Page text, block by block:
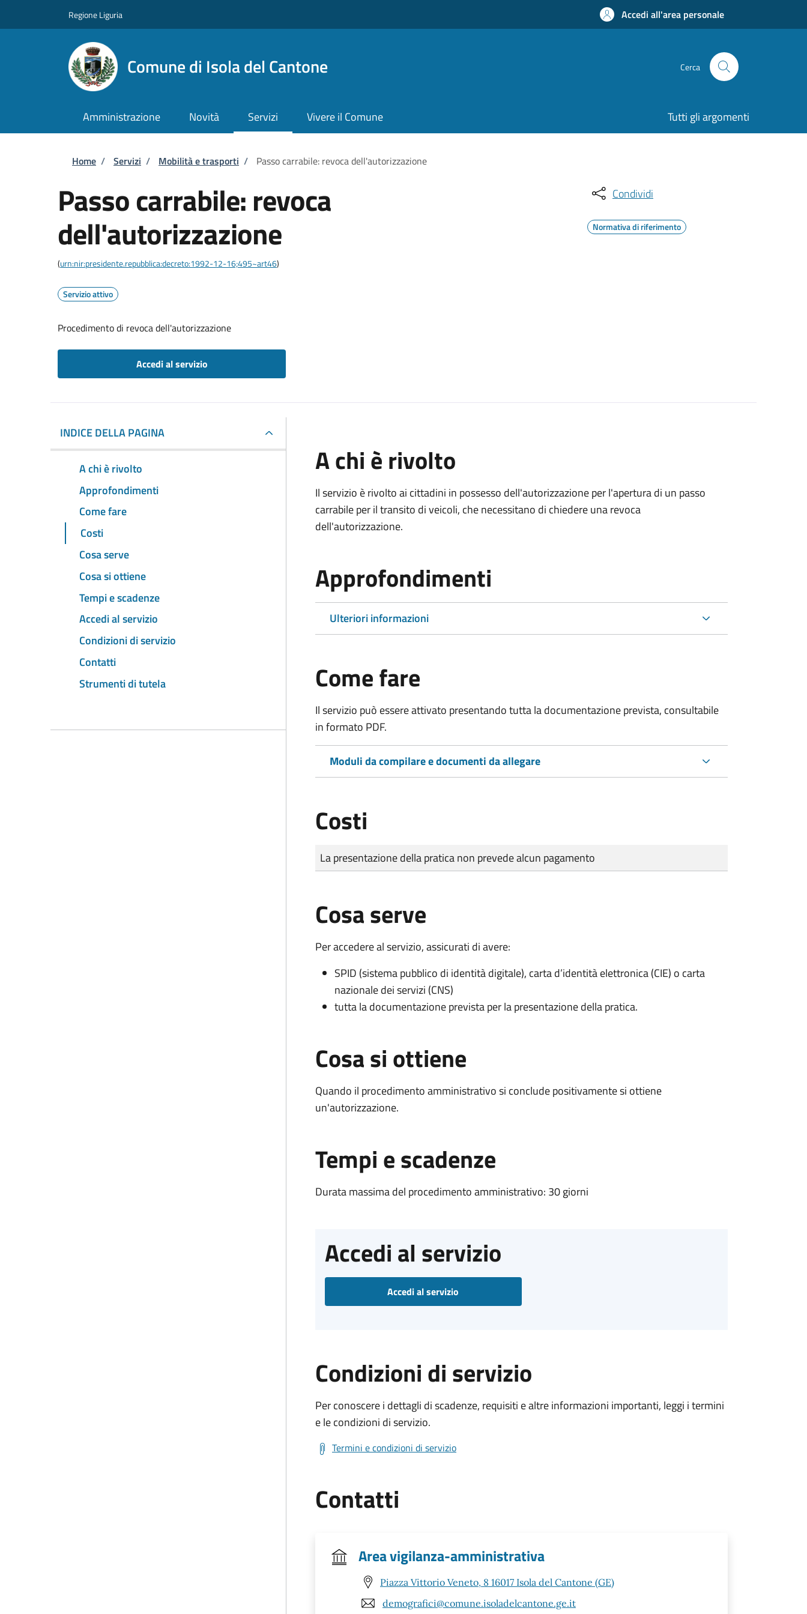
Regione Liguria Accedi all'area personale
Comune di Isola del Cantone Cerca
Amministrazione Novità Servizi Vivere il Comune Tutti gli argomenti
Briciole di pane
Home / Servizi / Mobilità e trasporti / Passo carrabile: revoca dell'autorizzazione
Passo carrabile: revoca
dell'autorizzazione
(urn:nir:presidente.repubblica:decreto:1992-12-16;495~art46)
Servizio attivo
Procedimento di revoca dell'autorizzazione
Accedi al servizio
Condividi
Normativa di riferimento
INDICE DELLA PAGINA
A chi è rivolto
Approfondimenti
Come fare
Costi
Cosa serve
Cosa si ottiene
Tempi e scadenze
Accedi al servizio
Condizioni di servizio
Contatti
Strumenti di tutela
A chi è rivolto
Il servizio è rivolto ai cittadini in possesso dell'autorizzazione per l'apertura di un passo
carrabile per il transito di veicoli, che necessitano di chiedere una revoca
dell'autorizzazione.
Approfondimenti
Ulteriori informazioni
Come fare
Il servizio può essere attivato presentando tutta la documentazione prevista, consultabile
in formato PDF.
Moduli da compilare e documenti da allegare
Costi
Tipo di pagamento
Importo
La presentazione della pratica non prevede alcun pagamento
Cosa serve
Per accedere al servizio, assicurati di avere:
SPID (sistema pubblico di identità digitale), carta d’identità elettronica (CIE) o carta
nazionale dei servizi (CNS)
tutta la documentazione prevista per la presentazione della pratica.
Cosa si ottiene
Quando il procedimento amministrativo si conclude positivamente si ottiene
un'autorizzazione.
Tempi e scadenze
Durata massima del procedimento amministrativo: 30 giorni
Accedi al servizio
Accedi al servizio
Condizioni di servizio
Per conoscere i dettagli di scadenze, requisiti e altre informazioni importanti, leggi i termini
e le condizioni di servizio.
Termini e condizioni di servizio
Contatti
Area vigilanza-amministrativa
Piazza Vittorio Veneto, 8 16017 Isola del Cantone (GE)
demografici@comune.isoladelcantone.ge.it